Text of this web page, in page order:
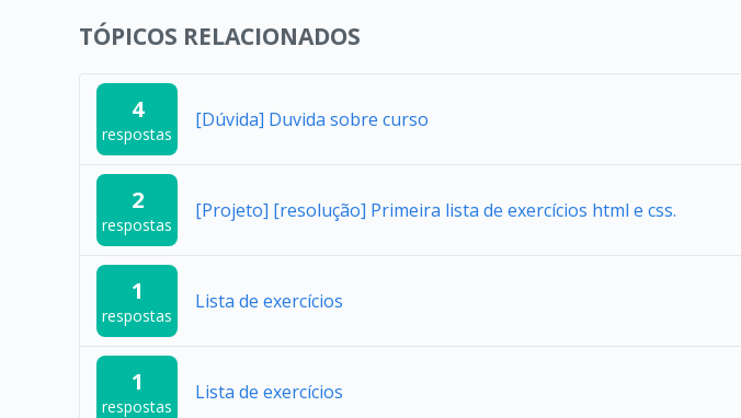
TÓPICOS RELACIONADOS
4
respostas
[Dúvida] Duvida sobre curso
2
respostas
[Projeto] [resolução] Primeira lista de exercícios html e css.
1
respostas
Lista de exercícios
1
respostas
Lista de exercícios